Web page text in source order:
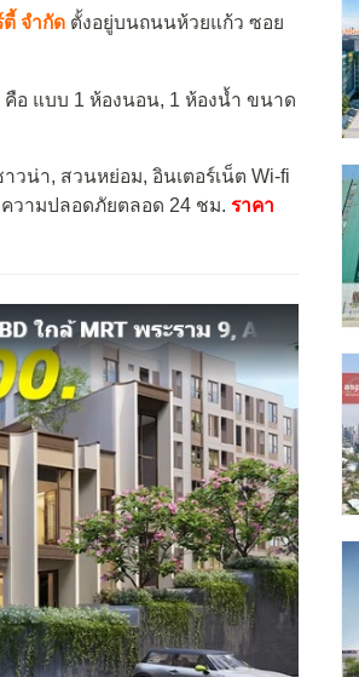
จำกัด ตั้งอยู่บนถนนห้วยแก้ว ซอย
คือ แบบ 1 ห้องนอน, 1 ห้องน้ำ ขนาด
วน่า, สวนหย่อม, อินเตอร์เน็ต Wi-fi
วามปลอดภัยตลอด 24 ชม. ราคา